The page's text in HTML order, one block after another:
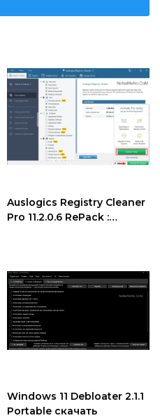
Auslogics Registry Cleaner
Pro 11.2.0.6 RePack :
Windows 11 Debloater 2.1.1
Portable скачать